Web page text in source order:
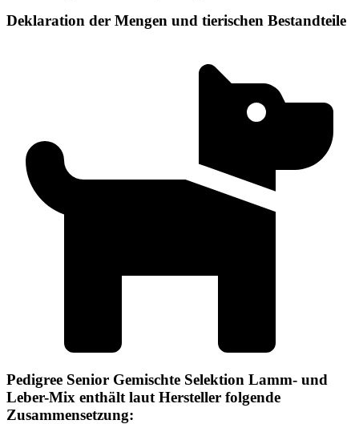
Deklaration der Mengen und tierischen Bestandteile
Pedigree Senior Gemischte Selektion Lamm- und
Leber-Mix enthält laut Hersteller folgende
Zusammensetzung: